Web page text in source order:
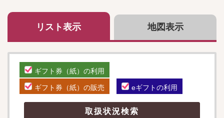
リスト表示 地図表示
ギフト券（紙）の利用
ギフト券（紙）の販売 eギフトの利用